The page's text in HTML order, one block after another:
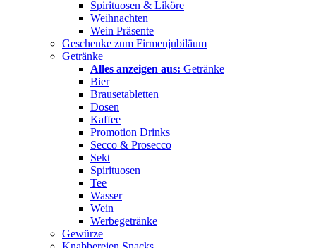
Spirituosen & Liköre
Weihnachten
Wein Präsente
Geschenke zum Firmenjubiläum
Getränke
Alles anzeigen aus: Getränke
Bier
Brausetabletten
Dosen
Kaffee
Promotion Drinks
Secco & Prosecco
Sekt
Spirituosen
Tee
Wasser
Wein
Werbegetränke
Gewürze